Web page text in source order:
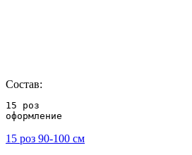
Состав:
15 роз
оформление
15 роз 90-100 см